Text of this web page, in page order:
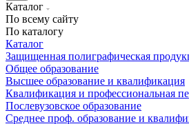
Каталог
По всему сайту
По каталогу
Каталог
Защищенная полиграфическая
Общее образование
Высшее образование и квалификация
Квалификация и профессиональная
Послевузовское образование
Среднее проф. образование и